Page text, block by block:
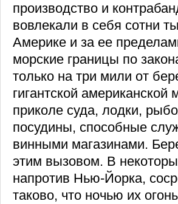
производство и
вовлекали в себя сотни
Америке и за ее
морские границы по
только на три мили от
гигантской
приколе суда, лодки,
посудины, способные
винными магазинами.
этим вызовом. В
напротив Нью-Йорка,
таково, что ночью их